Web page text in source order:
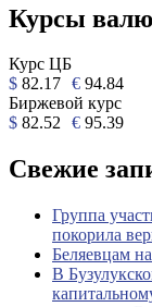
Курсы
Курс ЦБ
$ 82.17 € 94.84
Биржевой курс
$ 82.52 € 95.39
Свежие
Группа
покорила
Беляевцам
В